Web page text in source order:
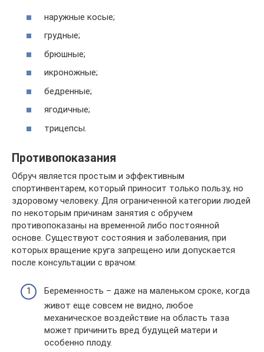
наружные косые;
грудные;
брюшные;
икроножные;
бедренные;
ягодичные;
трицепсы.
Противопоказания
Обруч является простым и эффективным
спортинвентарем, который приносит только пользу, но
здоровому человеку. Для ограниченной категории людей
по некоторым причинам занятия с обручем
противопоказаны на временной либо постоянной
основе. Существуют состояния и заболевания, при
которых вращение круга запрещено или допускается
после консультации с врачом:
Беременность – даже на маленьком сроке, когда
живот еще совсем не видно, любое
механическое воздействие на область таза
может причинить вред будущей матери и
особенно плоду.